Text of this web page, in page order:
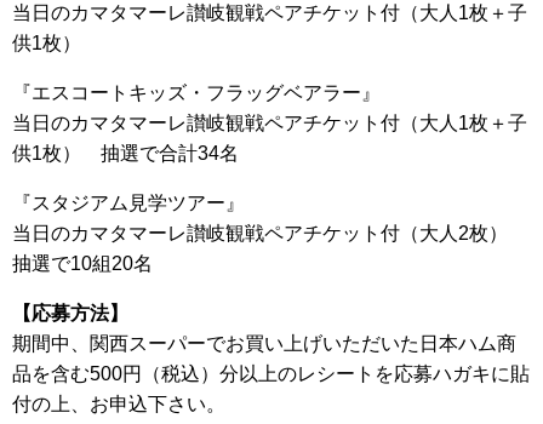
当日のカマタマーレ讃岐観戦ペアチケット付（大人1枚＋子
供1枚）
『エスコートキッズ・フラッグベアラー』
当日のカマタマーレ讃岐観戦ペアチケット付（大人1枚＋子
供1枚） 抽選で合計34名
『スタジアム見学ツアー』
当日のカマタマーレ讃岐観戦ペアチケット付（大人2枚）
抽選で10組20名
【応募方法】
期間中、関西スーパーでお買い上げいただいた日本ハム商
品を含む500円（税込）分以上のレシートを応募ハガキに貼
付の上、お申込下さい。